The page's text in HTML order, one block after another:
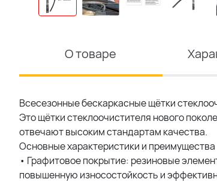
О товаре
Всесезонные бескаркасные щётки
Это щётки стеклоочистителя нового
отвечают высоким стандартам качества.
Основные характеристики и преимущества
• Графитовое покрытие: резиновые
повышенную износостойкость и